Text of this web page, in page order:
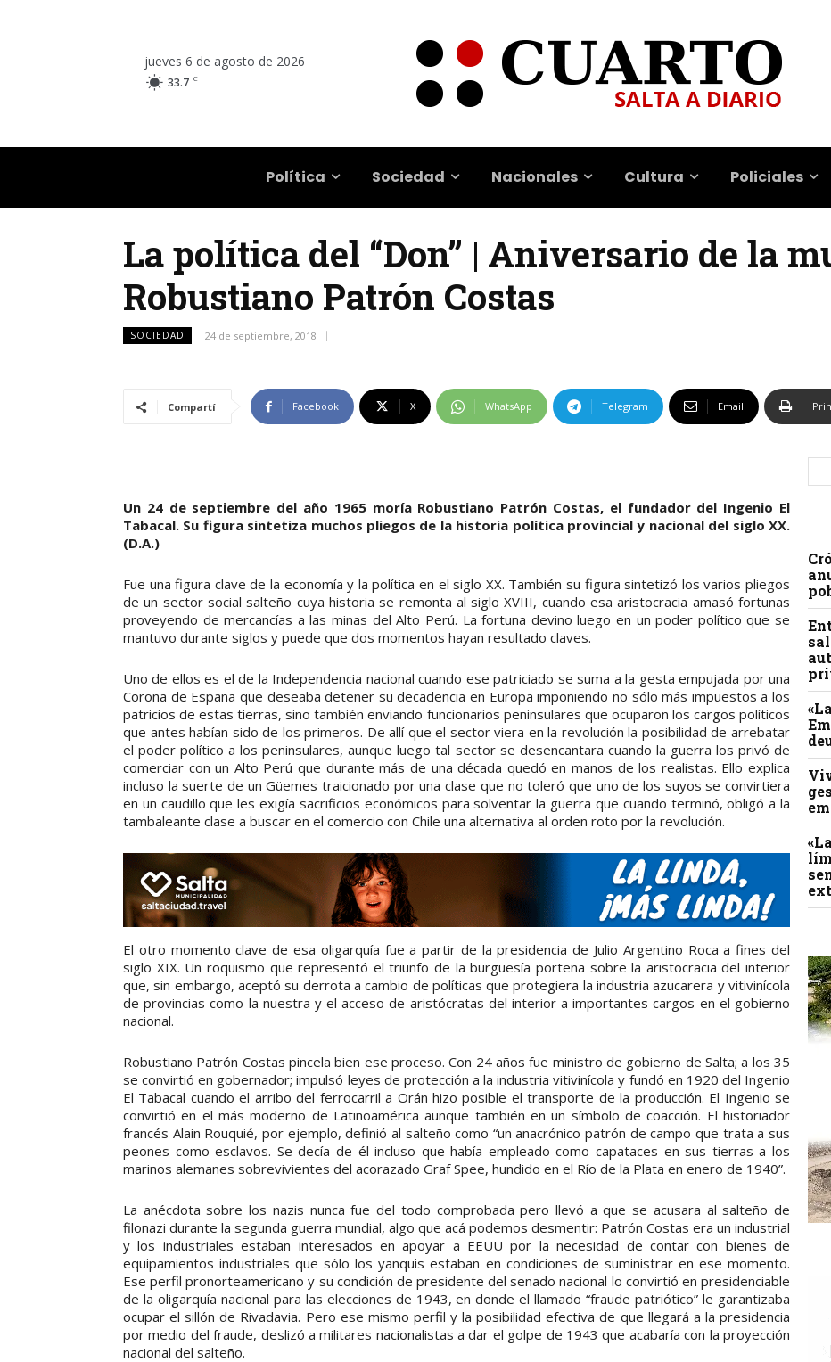
jueves 6 de agosto de 2026
33.7 C
Política Sociedad Nacionales Cultura Policiales
La política del “Don” | Aniversario de la
Robustiano Patrón Costas
SOCIEDAD 24 de septiembre, 2018
Compartí Facebook X WhatsApp Telegram Email
Un 24 de septiembre del año 1965 moría Robustiano Patrón Costas, el fundador del Ingenio El
Tabacal. Su figura sintetiza muchos pliegos de la historia política provincial y nacional del siglo XX.
(D.A.)
Fue una figura clave de la economía y la política en el siglo XX. También su figura sintetizó los varios pliegos
de un sector social salteño cuya historia se remonta al siglo XVIII, cuando esa aristocracia amasó fortunas
proveyendo de mercancías a las minas del Alto Perú. La fortuna devino luego en un poder político que se
mantuvo durante siglos y puede que dos momentos hayan resultado claves.
Uno de ellos es el de la Independencia nacional cuando ese patriciado se suma a la gesta empujada por una
Corona de España que deseaba detener su decadencia en Europa imponiendo no sólo más impuestos a los
patricios de estas tierras, sino también enviando funcionarios peninsulares que ocuparon los cargos políticos
que antes habían sido de los primeros. De allí que el sector viera en la revolución la posibilidad de arrebatar
el poder político a los peninsulares, aunque luego tal sector se desencantara cuando la guerra los privó de
comerciar con un Alto Perú que durante más de una década quedó en manos de los realistas. Ello explica
incluso la suerte de un Güemes traicionado por una clase que no toleró que uno de los suyos se convirtiera
en un caudillo que les exigía sacrificios económicos para solventar la guerra que cuando terminó, obligó a la
tambaleante clase a buscar en el comercio con Chile una alternativa al orden roto por la revolución.
El otro momento clave de esa oligarquía fue a partir de la presidencia de Julio Argentino Roca a fines del
siglo XIX. Un roquismo que representó el triunfo de la burguesía porteña sobre la aristocracia del interior
que, sin embargo, aceptó su derrota a cambio de políticas que protegiera la industria azucarera y vitivinícola
de provincias como la nuestra y el acceso de aristócratas del interior a importantes cargos en el gobierno
nacional.
Robustiano Patrón Costas pincela bien ese proceso. Con 24 años fue ministro de gobierno de Salta; a los 35
se convirtió en gobernador; impulsó leyes de protección a la industria vitivinícola y fundó en 1920 del Ingenio
El Tabacal cuando el arribo del ferrocarril a Orán hizo posible el transporte de la producción. El Ingenio se
convirtió en el más moderno de Latinoamérica aunque también en un símbolo de coacción. El historiador
francés Alain Rouquié, por ejemplo, definió al salteño como “un anacrónico patrón de campo que trata a sus
peones como esclavos. Se decía de él incluso que había empleado como capataces en sus tierras a los
marinos alemanes sobrevivientes del acorazado Graf Spee, hundido en el Río de la Plata en enero de 1940”.
La anécdota sobre los nazis nunca fue del todo comprobada pero llevó a que se acusara al salteño de
filonazi durante la segunda guerra mundial, algo que acá podemos desmentir: Patrón Costas era un industrial
y los industriales estaban interesados en apoyar a EEUU por la necesidad de contar con bienes de
equipamientos industriales que sólo los yanquis estaban en condiciones de suministrar en ese momento.
Ese perfil pronorteamericano y su condición de presidente del senado nacional lo convirtió en presidenciable
de la oligarquía nacional para las elecciones de 1943, en donde el llamado “fraude patriótico” le garantizaba
ocupar el sillón de Rivadavia. Pero ese mismo perfil y la posibilidad efectiva de que llegará a la presidencia
por medio del fraude, deslizó a militares nacionalistas a dar el golpe de 1943 que acabaría con la proyección
nacional del salteño.